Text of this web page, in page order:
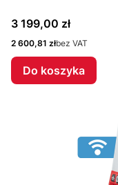
Cena
3 199,00 zł
Cena
2 600,81 złbez VAT
Do koszyka